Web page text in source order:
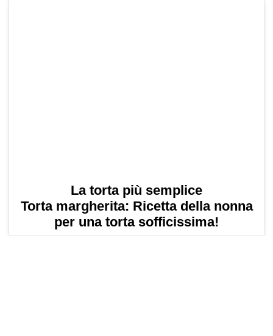
La torta più semplice
Torta margherita: Ricetta della nonna
per una torta sofficissima!